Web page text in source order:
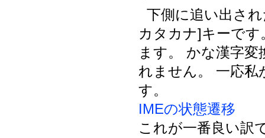
下側に追い出さ
カタカナ]キーで
ます。 かな漢字
れません。 一応私
す。
IMEの状態遷移
これが一番良い訳